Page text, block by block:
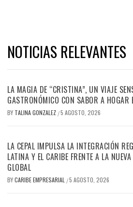
NOTICIAS RELEVANTES
LA MAGIA DE “CRISTINA”, UN VIAJE
GASTRONÓMICO CON SABOR A HOGAR
BY TALINA GONZALEZ /5 AGOSTO, 2026
LA CEPAL IMPULSA LA INTEGRACIÓN
LATINA Y EL CARIBE FRENTE A LA
GLOBAL
BYCARIBE EMPRESARIAL /5 AGOSTO, 2026